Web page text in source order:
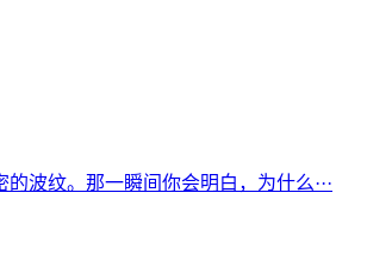
波纹。那一瞬间你会明白，为什么···